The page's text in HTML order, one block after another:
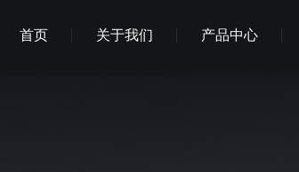
首页 关于我们 产品中心